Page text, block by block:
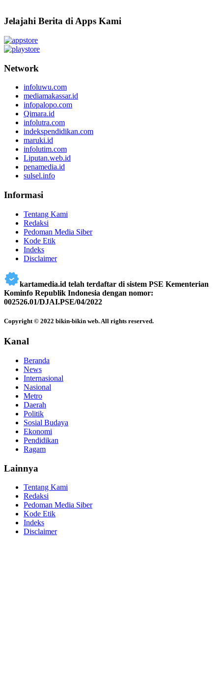
Jelajahi Berita di Apps Kami
Network
infoluwu.com
mediamakassar.id
infopalopo.com
Qimara.id
infolutra.com
indekspendidikan.com
maruki.id
infolutim.com
Liputan.web.id
penamedia.id
sulsel.info
Informasi
Tentang Kami
Redaksi
Pedoman Media Siber
Kode Etik
Indeks
Disclaimer
kartamedia.id telah terdaftar di sistem PSE Kementerian
Kominfo Republik Indonesia dengan nomor:
002526.01/DJAI.PSE/04/2022
Copyright © 2022 bikin-bikin web. All rights reserved.
Kanal
Beranda
News
Internasional
Nasional
Metro
Daerah
Politik
Sosial Budaya
Ekonomi
Pendidikan
Ragam
Lainnya
Tentang Kami
Redaksi
Pedoman Media Siber
Kode Etik
Indeks
Disclaimer